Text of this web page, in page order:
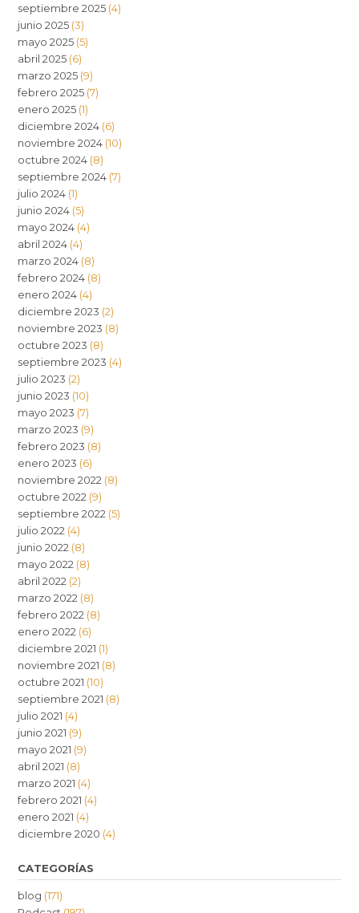
septiembre 2025 (4)
junio 2025 (3)
mayo 2025 (5)
abril 2025 (6)
marzo 2025 (9)
febrero 2025 (7)
enero 2025 (1)
diciembre 2024 (6)
noviembre 2024 (10)
octubre 2024 (8)
septiembre 2024 (7)
julio 2024 (1)
junio 2024 (5)
mayo 2024 (4)
abril 2024 (4)
marzo 2024 (8)
febrero 2024 (8)
enero 2024 (4)
diciembre 2023 (2)
noviembre 2023 (8)
octubre 2023 (8)
septiembre 2023 (4)
julio 2023 (2)
junio 2023 (10)
mayo 2023 (7)
marzo 2023 (9)
febrero 2023 (8)
enero 2023 (6)
noviembre 2022 (8)
octubre 2022 (9)
septiembre 2022 (5)
julio 2022 (4)
junio 2022 (8)
mayo 2022 (8)
abril 2022 (2)
marzo 2022 (8)
febrero 2022 (8)
enero 2022 (6)
diciembre 2021 (1)
noviembre 2021 (8)
octubre 2021 (10)
septiembre 2021 (8)
julio 2021 (4)
junio 2021 (9)
mayo 2021 (9)
abril 2021 (8)
marzo 2021 (4)
febrero 2021 (4)
enero 2021 (4)
diciembre 2020 (4)
CATEGORÍAS
blog (171)